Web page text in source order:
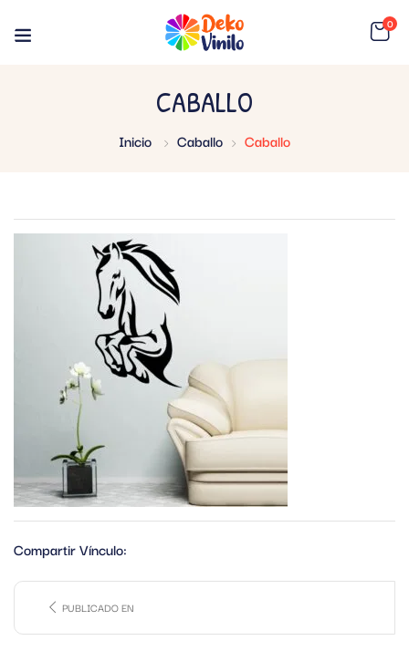
0
CABALLO
Inicio Caballo Caballo
Compartir Vínculo:
PUBLICADO EN